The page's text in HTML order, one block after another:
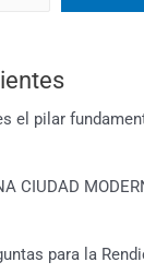
el pilar
CIUDAD
para la